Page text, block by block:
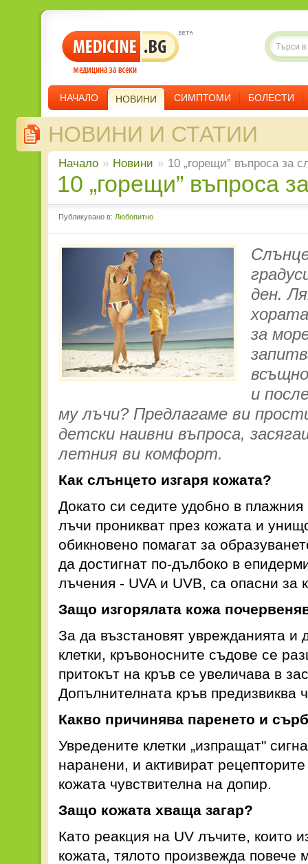
НАЧАЛО НОВИНИ СИМПТОМИ БОЛЕСТИ
НОВИНИ И СТАТИИ
Начало » Новини » 10 „горещи” въпроса за
10 „горещи” въпроса
Публикувано в: Любопитно
ден.
за
и
му лъчи? Предлагаме ви
детски наивни въпроса,
летния ви комфорт.
Как слънцето изгаря кожата?
Докато си седите удобно в
лъчи проникват през кожата и
обикновено помагат за
да достигнат по-дълбоко в
лъчения - UVA и UVB, са опасни за
Защо изгорялата кожа
За да възстановят уврежданията и
клетки, кръвоносните съдове се
притокът на кръв се увеличава в
Допълнителната кръв предизвиква
Какво причинява паренето и
Увредените клетки „изпращат"
наранени, и активират
кожата чувствителна на допир.
Защо кожата хваща загар?
Като реакция на UV лъчите, които
кожата, тялото произвежда повече